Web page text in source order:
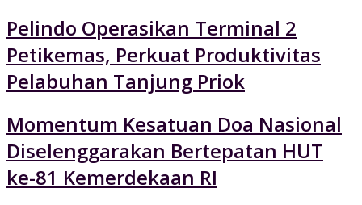
Pelindo Operasikan Terminal 2
Petikemas, Perkuat Produktivitas
Pelabuhan Tanjung Priok
Momentum Kesatuan Doa Nasional
Diselenggarakan Bertepatan HUT
ke-81 Kemerdekaan RI